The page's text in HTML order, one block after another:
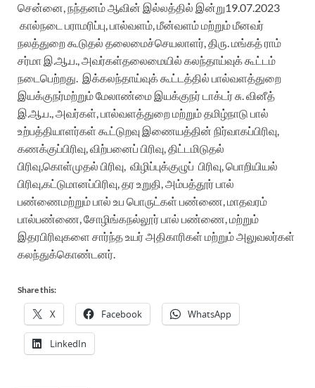
சென்னை நந்தனம்ஆவின் இல்லத்தில் இன்று19.07.2023
கால்நடை பராமரிப்பு பால்வளம் மீன்வளம்மற்றும்மீனவர்
நலத்துறைகூடுதல் தலைமைச்செயலாளர் திரு மங்கத்ராம்
சர்மா இ ஆ.ப அவர்கள்தலைமையில் கலந்தாய்வுக்கூட்டம்
நடைபெற்றது இக்கலந்தாய்வுக்கூட்டத்தில் பால்வளத்துறை
இயக்குநர்மற்றும்மேலாண்மை இயக்குநர்டாக்டர்சு வினீத்
இ.ஆ.ப அவர்கள் பால்வளத்துறைமற்றும்தமிழ்நாடு பால்
உற்பத்தியாளர்கள் கூட்டுறவு இணையத்தின நிர்வாகப்பிரிவு
கணக்குப்பிரிவு விற்பனைப் பிரிவு திட்டமிடுதல்
பிரிவு கொள்முதல் பிரிவு விழிப்புக்குழுப் பிரிவு பொறியியல்
பிரிவு கட்டுமானப்பிரிவு தரஉறுதி அம்பத்தூர்பால்
பண்ணைமற்றும்பால் உப பொருட்கள் பண்ணை மாதவரம்
பால்பண்ணை சோழிங்கநல்லூர்பால் பண்ணை மற்றும்
இதரபிரிவுகளை சார்ந்தஉயர்அதிகாரிகள் மற்றும்அலுவலர்கள்
கலந்துக்கொண்டனர்
Share this:
X Facebook WhatsApp
LinkedIn